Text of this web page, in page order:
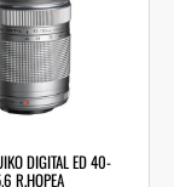
DIGITAL ED 40-
R,HOPEA